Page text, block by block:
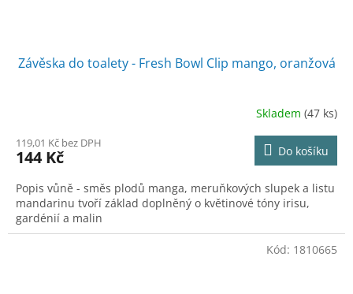
Závěska do toalety - Fresh Bowl Clip mango, oranžová
Skladem (47 ks)
119,01 Kč bez DPH
144 Kč Do košíku
Popis vůně - směs plodů manga, meruňkových slupek a listu
mandarinu tvoří základ doplněný o květinové tóny irisu,
gardénií a malin
Kód: 1810665